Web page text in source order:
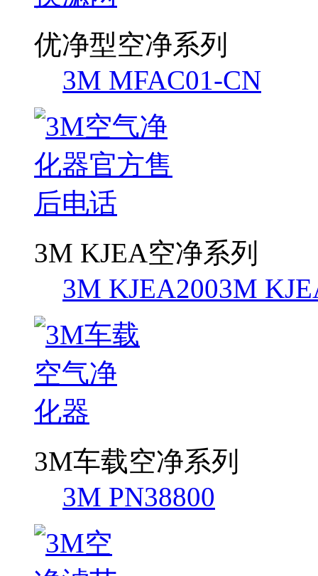
优净型空净系列
3M MFAC01-CN
3M KJEA空净系列
3M KJEA2003M
3M车载空净系列
3M PN38800